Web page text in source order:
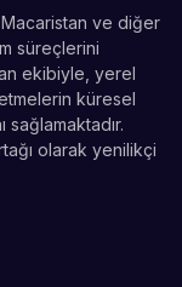
ve diğer
süreçlerini
ekibiyle, yerel
küresel
sağlamaktadır.
olarak yenilikçi